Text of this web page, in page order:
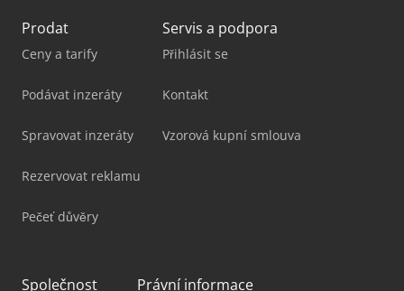
Prodat
Ceny a tarify
Podávat inzeráty
Spravovat inzeráty
Rezervovat reklamu
Pečeť důvěry
Servis a podpora
Přihlásit se
Kontakt
Vzorová kupní smlouva
Společnost Právní informace